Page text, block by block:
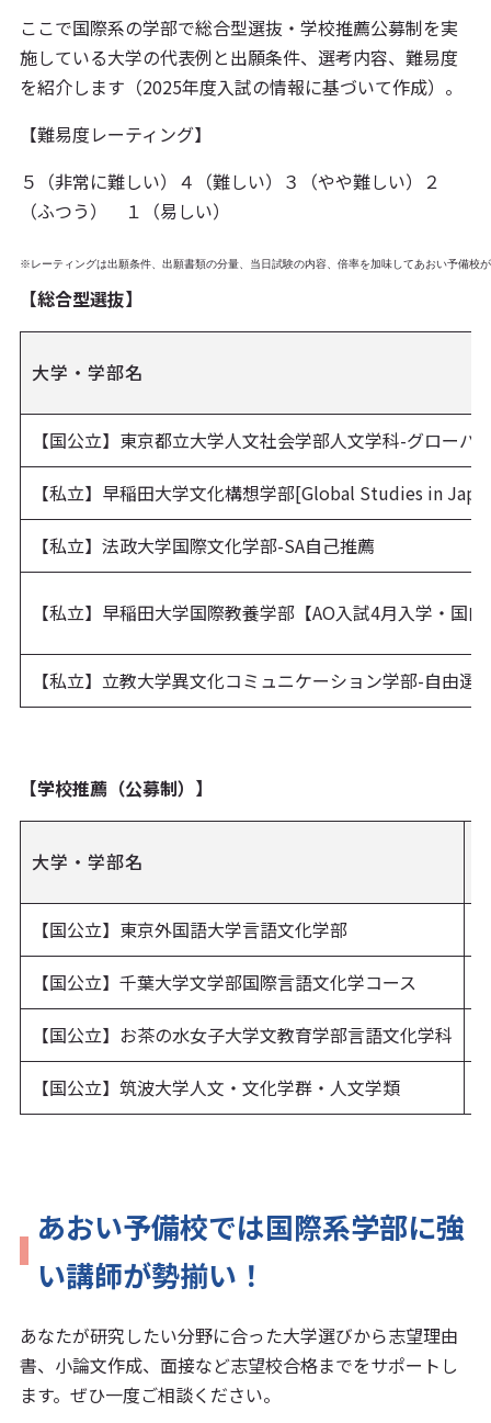
ここで国際系の学部で総合型選抜・学校推薦公募制を実
施している大学の代表例と出願条件、選考内容、難易度
を紹介します（2025年度入試の情報に基づいて作成）。
【難易度レーティング】
５（非常に難しい）４（難しい）３（やや難しい）２
（ふつう） １（易しい）
※レーティングは出願条件、出願書類の分量、当日試験の内容、倍率を加味してあおい予備校
【総合型選抜】
大学・学部名
【国公立】東京都立大学人文社会学部人文学科-グローバ
【私立】早稲田大学文化構想学部[Global Studies in
【私立】法政大学国際文化学部-SA自己推薦
【私立】早稲田大学国際教養学部【AO入試4月入学・国
【私立】立教大学異文化コミュニケーション学部-自由選
【学校推薦（公募制）】
大学・学部名
【国公立】東京外国語大学言語文化学部
【国公立】千葉大学文学部国際言語文化学コース
【国公立】お茶の水女子大学文教育学部言語文化学科
【国公立】筑波大学人文・文化学群・人文学類
あおい予備校では国際系学部に強
い講師が勢揃い！
あなたが研究したい分野に合った大学選びから志望理由
書、小論文作成、面接など志望校合格までをサポートし
ます。ぜひ一度ご相談ください。